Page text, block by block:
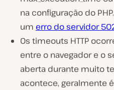
na configuração do
um erro do servidor
Os timeouts HTTP
entre o navegador e o
aberta durante muito
acontece, geralmente